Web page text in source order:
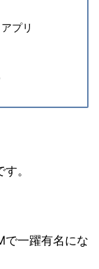
プリ
す。
で一躍有名にな